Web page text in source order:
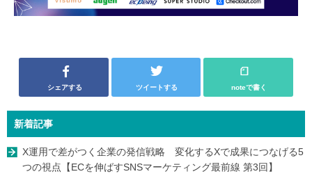
シェアする ツイートする noteで書く
新着記事
X運用で差がつく企業の発信戦略 変化するXで成果につなげる5
つの視点【ECを伸ばすSNSマーケティング最前線 第3回】